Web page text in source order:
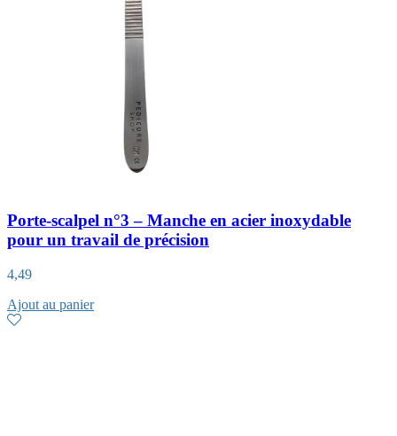
Porte-scalpel n°3 – Manche en acier inoxydable
pour un travail de précision
4,49
Ajout au panier